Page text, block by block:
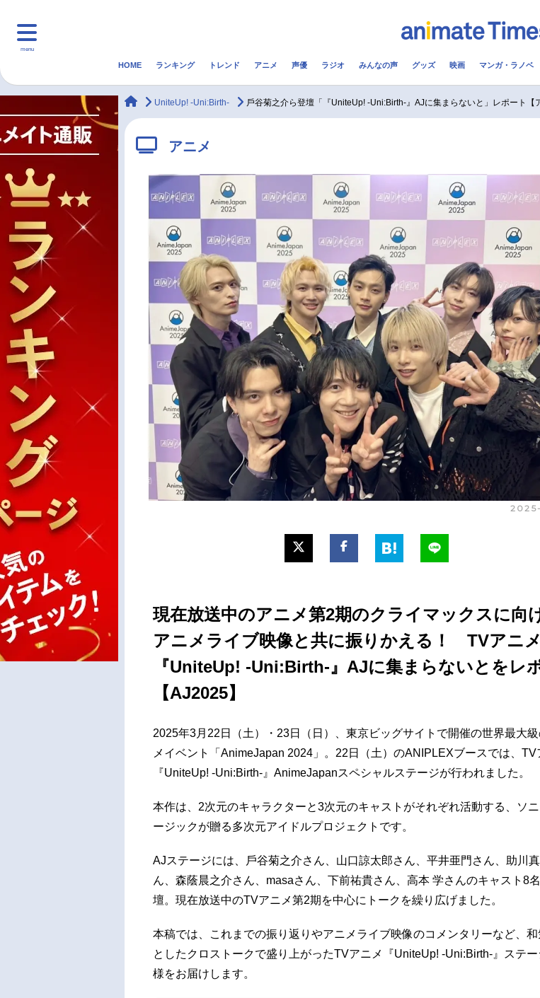
menu
マンガ・ラノベ ゲーム・アプリ
最新記事一覧
アニメ記事一覧
声優記事一覧
アニメ映画一覧
実写化映画一覧
男性声優/女性声優一覧
FOLLOW US
HOME ランキング トレンド アニメ 声優 ラジオ みんなの声 グッズ 映画 マンガ・ラノベ
animateTimes
UniteUp! -Uni:Birth- ⼾⾕菊之介ら登壇「『UniteUp! -Uni:Birth-』AJに集まらないと」レポート【
アニメ
現在放送中のアニメ第2期のクライマックスに向
アニメライブ映像と共に振りかえる！ TVアニメ
『UniteUp! -Uni:Birth-』AJに集まらないとをレ
【AJ2025】
2025年3月22日（土）・23日（日）、東京ビッグサイトで開催の世界最大
メイベント「AnimeJapan 2024」。22日（土）のANIPLEXブースでは、TV
『UniteUp! -Uni:Birth-』AnimeJapanスペシャルステージが行われました。
本作は、2次元のキャラクターと3次元のキャストがそれぞれ活動する、ソニ
ージックが贈る多次元アイドルプロジェクトです。
AJステージには、⼾⾕菊之介さん、⼭⼝諒太郎さん、平井亜⾨さん、助川
ん、森蔭晨之介さん、masaさん、下前祐貴さん、⾼本 学さんのキャスト8
壇。現在放送中のTVアニメ第2期を中心にトークを繰り広げました。
本稿では、これまでの振り返りやアニメライブ映像のコメンタリーなど、和
としたクロストークで盛り上がったTVアニメ『UniteUp! -Uni:Birth-』ステー
様をお届けします。